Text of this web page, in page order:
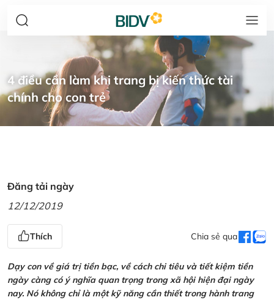
4 điều cần làm khi trang bị kiến thức tài
chính cho con trẻ
Đăng tải ngày
12/12/2019
Thích Chia sẻ qua
Dạy con về giá trị tiền bạc, về cách chi tiêu và tiết kiệm tiền
ngày càng có ý nghĩa quan trọng trong xã hội hiện đại ngày
nay. Nó không chỉ là một kỹ năng cần thiết trong hành trang